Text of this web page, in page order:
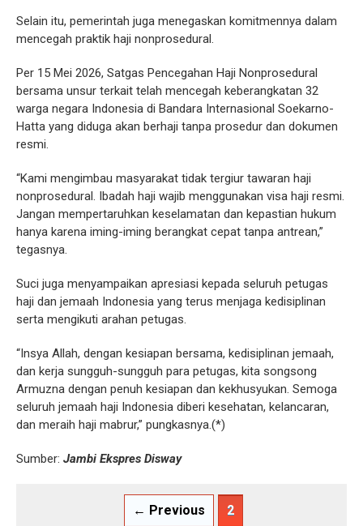
Selain itu, pemerintah juga menegaskan komitmennya dalam
mencegah praktik haji nonprosedural.
Per 15 Mei 2026, Satgas Pencegahan Haji Nonprosedural
bersama unsur terkait telah mencegah keberangkatan 32
warga negara Indonesia di Bandara Internasional Soekarno-
Hatta yang diduga akan berhaji tanpa prosedur dan dokumen
resmi.
“Kami mengimbau masyarakat tidak tergiur tawaran haji
nonprosedural. Ibadah haji wajib menggunakan visa haji resmi.
Jangan mempertaruhkan keselamatan dan kepastian hukum
hanya karena iming-iming berangkat cepat tanpa antrean,”
tegasnya.
Suci juga menyampaikan apresiasi kepada seluruh petugas
haji dan jemaah Indonesia yang terus menjaga kedisiplinan
serta mengikuti arahan petugas.
“Insya Allah, dengan kesiapan bersama, kedisiplinan jemaah,
dan kerja sungguh-sungguh para petugas, kita songsong
Armuzna dengan penuh kesiapan dan kekhusyukan. Semoga
seluruh jemaah haji Indonesia diberi kesehatan, kelancaran,
dan meraih haji mabrur,” pungkasnya.(*)
Sumber: Jambi Ekspres Disway
← Previous 2